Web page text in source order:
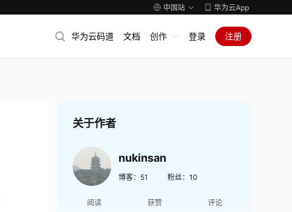
中国站 华为云App
华为云码道 文档 创作 登录 注册
关于作者
nukinsan
博客： 51 粉丝： 10
阅读 获赞 评论